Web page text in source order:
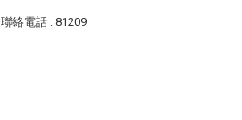
聯絡電話 : 81209